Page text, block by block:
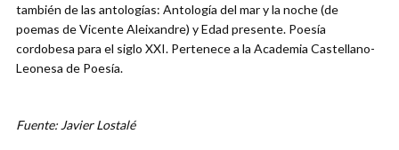
también de las antologías: Antología del mar y la noche (de
poemas de Vicente Aleixandre) y Edad presente. Poesía
cordobesa para el siglo XXI. Pertenece a la Academia Castellano-
Leonesa de Poesía.
Fuente: Javier Lostalé